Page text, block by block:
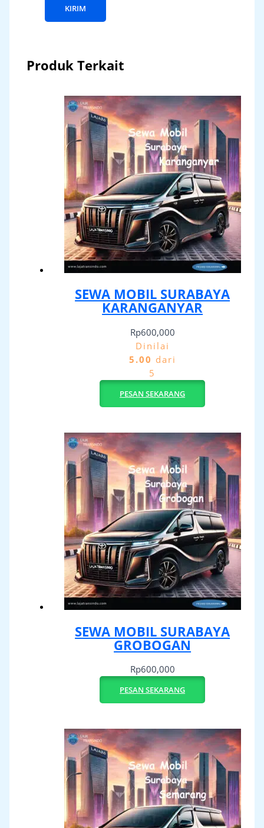
Produk Terkait
SEWA MOBIL SURABAYA
KARANGANYAR
Rp600,000
Dinilai
5.00 dari
5
PESAN SEKARANG
SEWA MOBIL SURABAYA
GROBOGAN
Rp600,000
PESAN SEKARANG